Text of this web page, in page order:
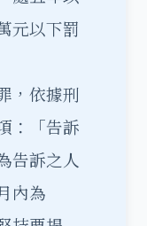
元以下罰
，依據刑
：「告訴
告訴之人
內為